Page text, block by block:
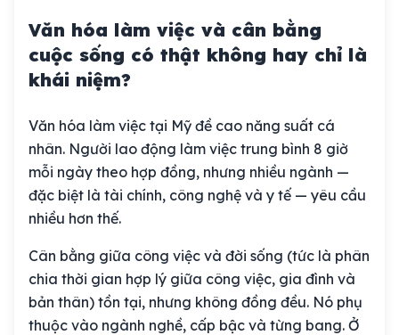
Văn hóa làm việc và cân bằng
cuộc sống có thật không hay chỉ là
khái niệm?
Văn hóa làm việc tại Mỹ đề cao năng suất cá
nhân. Người lao động làm việc trung bình 8 giờ
mỗi ngày theo hợp đồng, nhưng nhiều ngành —
đặc biệt là tài chính, công nghệ và y tế — yêu cầu
nhiều hơn thế.
Cân bằng giữa công việc và đời sống (tức là phân
chia thời gian hợp lý giữa công việc, gia đình và
bản thân) tồn tại, nhưng không đồng đều. Nó phụ
thuộc vào ngành nghề, cấp bậc và từng bang. Ở